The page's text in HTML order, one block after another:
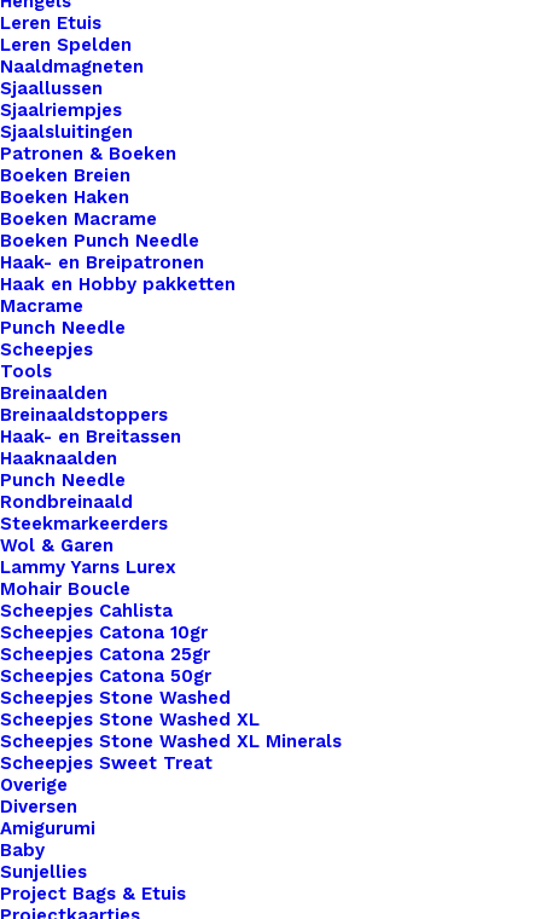
Leren Etuis
Leren Spelden
Naaldmagneten
Sjaallussen
Sjaalriempjes
Sjaalsluitingen
Patronen & Boeken
Boeken Breien
Boeken Haken
Boeken Macrame
Boeken Punch Needle
Haak- en Breipatronen
Haak en Hobby pakketten
Macrame
Punch Needle
Scheepjes
Tools
Breinaalden
Breinaaldstoppers
Haak- en Breitassen
Haaknaalden
Punch Needle
Rondbreinaald
Steekmarkeerders
Wol & Garen
Lammy Yarns Lurex
Mohair Boucle
Scheepjes Cahlista
Scheepjes Catona 10gr
Scheepjes Catona 25gr
Scheepjes Catona 50gr
Scheepjes Stone Washed
Scheepjes Stone Washed XL
Scheepjes Stone Washed XL Minerals
Scheepjes Sweet Treat
Overige
Diversen
Amigurumi
Baby
Sunjellies
Project Bags & Etuis
Bevestiging Schroef
Grijs Groen
€2,95
Ontdek onze perfecte pannenlaplussen met
schroef voor gehaakte of gebreide pannenlappen!
Deze slim ontworpen lussen bieden niet alleen
een stijlvolle afwerking voor je handgemaakte
pannenlappen, maar maken ze ook eenvoudig te
verwijderen voor het wassen. Dankzij de handige
schroefbevestiging hoef je je geen zorgen te
maken over beschadiging van je creatie tijdens het
reinigen. Onze leren lussen voegen een vleugje
luxe toe aan je keukenaccessoires, terwijl ze
tegelijkertijd praktisch en functioneel blijven. Kies
voor kwaliteit, kies voor gemak – kies voor onze
leren lussen met schroef en geef je gehaakte of
gebreide pannenlappen een upgrade die zowel
het oog als het dagelijks gebruik. Inclusief schroef.
10 op voorraad
Pannenlappen
Lussen
Met
Bevestiging
Schroef
Grijs